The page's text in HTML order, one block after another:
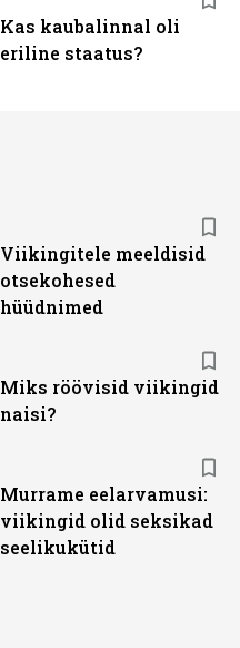
Kas kaubalinnal oli
eriline staatus?
Viikingitele meeldisid
otsekohesed
hüüdnimed
Miks röövisid viikingid
naisi?
Murrame eelarvamusi:
viikingid olid seksikad
seelikukütid